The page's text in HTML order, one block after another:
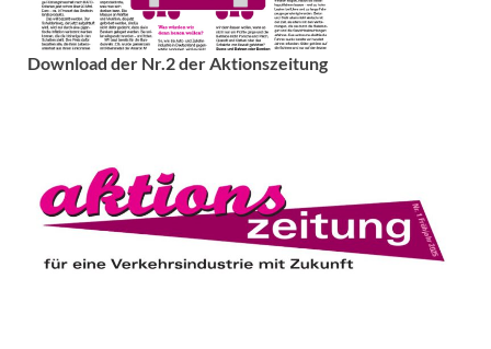
Download der Nr.2 der Aktionszeitung